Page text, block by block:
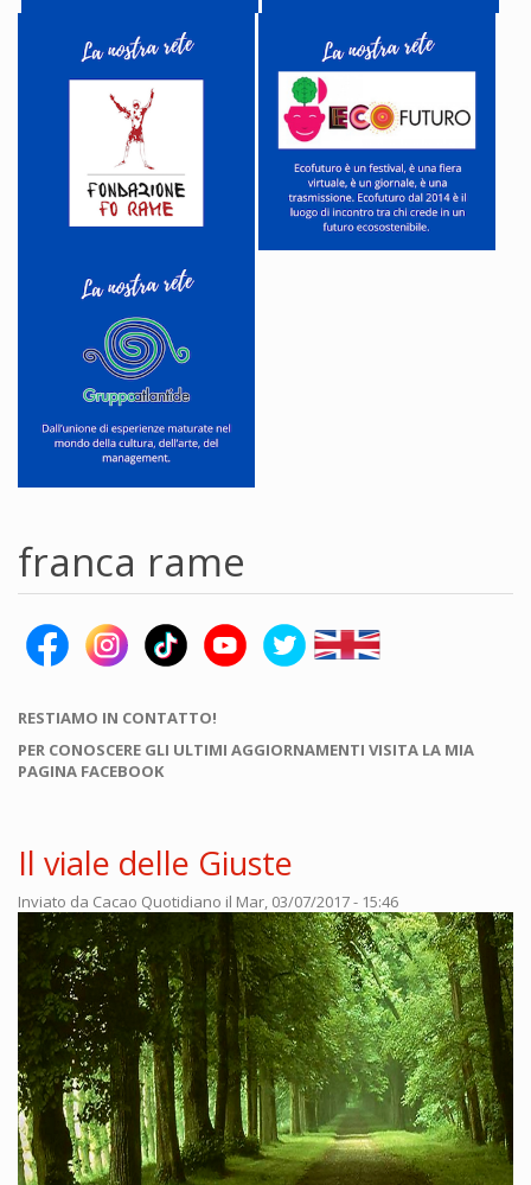
franca rame
RESTIAMO IN CONTATTO!
PER CONOSCERE GLI ULTIMI AGGIORNAMENTI VISITA LA MIA
PAGINA FACEBOOK
Il viale delle Giuste
Inviato da Cacao Quotidiano il Mar, 03/07/2017 - 15:46